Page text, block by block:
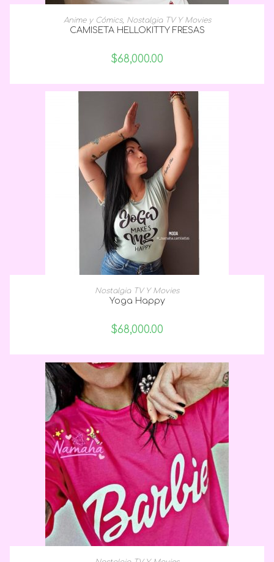
SELECCIONAR OPCIONES
Anime y Cómics, Nostalgia TV Y Movies
CAMISETA HELLOKITTY FRESAS
$68,000.00
SELECCIONAR OPCIONES
Nostalgia TV Y Movies
Yoga Happy
$68,000.00
SELECCIONAR OPCIONES